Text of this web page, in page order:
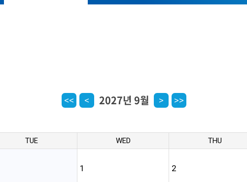
<< < 2027년 9월 > >>
TUE WED THU
1 2